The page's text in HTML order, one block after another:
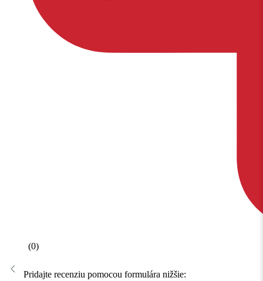
(0)
Pridajte recenziu pomocou formulára nižšie: